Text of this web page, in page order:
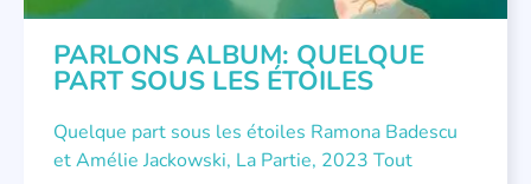
PARLONS ALBUM: QUELQUE
PART SOUS LES ÉTOILES
Quelque part sous les étoiles Ramona Badescu
et Amélie Jackowski, La Partie, 2023 Tout